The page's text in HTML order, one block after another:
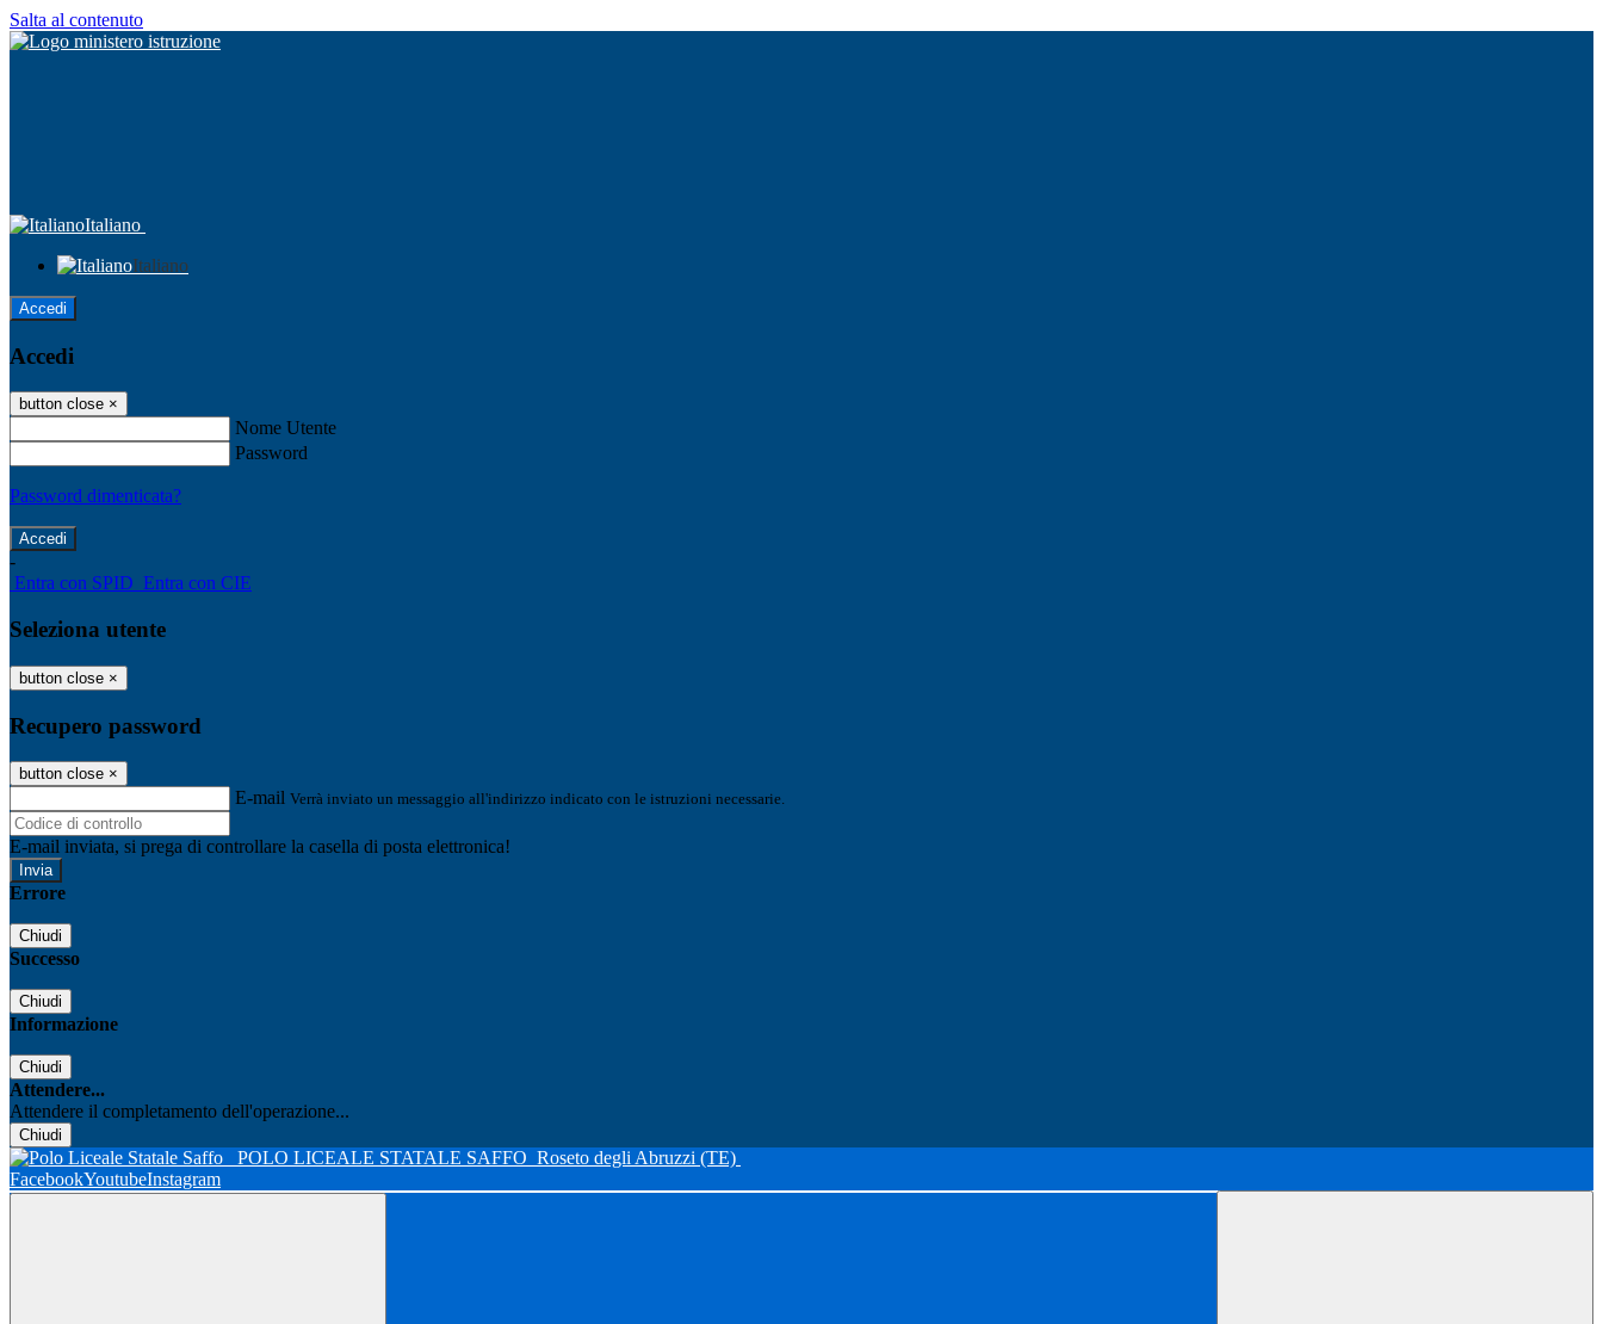
Salta al contenuto
Italiano
Italiano
Accedi
Accedi
button close ×
Nome Utente
Password
Password dimenticata?
-
Entra con SPID Entra con CIE
Seleziona utente
button close ×
Recupero password
button close ×
E-mail Verrà inviato un messaggio all'indirizzo indicato con le istruzioni necessarie.
E-mail inviata, si prega di controllare la casella di posta elettronica!
Errore
Chiudi
Successo
Chiudi
Informazione
Chiudi
Attendere...
Attendere il completamento dell'operazione...
Chiudi
POLO LICEALE STATALE SAFFO Roseto degli Abruzzi (TE)
FacebookYoutubeInstagram